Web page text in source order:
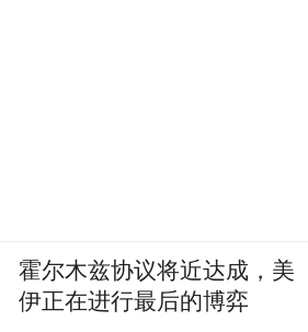
霍尔木兹协议将近达成，美
伊正在进行最后的博弈